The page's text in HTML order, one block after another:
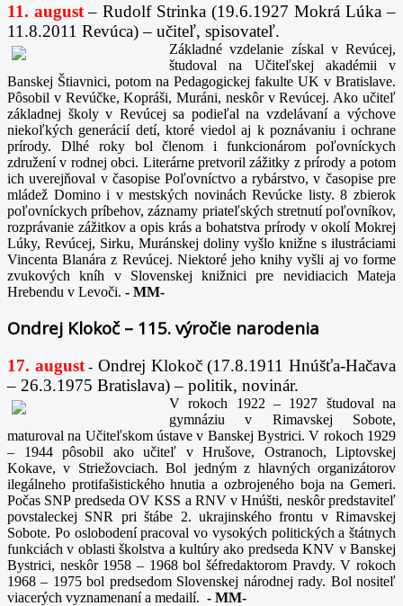
11. august – Rudolf Strinka (19.6.1927 Mokrá Lúka –
11.8.2011 Revúca) – učiteľ, spisovateľ.
Základné vzdelanie získal v Revúcej,
študoval na Učiteľskej akadémii v
Banskej Štiavnici, potom na Pedagogickej fakulte UK v Bratislave.
Pôsobil v Revúčke, Kopráši, Muráni, neskôr v Revúcej. Ako učiteľ
základnej školy v Revúcej sa podieľal na vzdelávaní a výchove
niekoľkých generácií detí, ktoré viedol aj k poznávaniu i ochrane
prírody. Dlhé roky bol členom i funkcionárom poľovníckych
združení v rodnej obci. Literárne pretvoril zážitky z prírody a potom
ich uverejňoval v časopise Poľovníctvo a rybárstvo, v časopise pre
mládež Domino i v mestských novinách Revúcke listy. 8 zbierok
poľovníckych príbehov, záznamy priateľských stretnutí poľovníkov,
rozprávanie zážitkov a opis krás a bohatstva prírody v okolí Mokrej
Lúky, Revúcej, Sirku, Muránskej doliny vyšlo knižne s ilustráciami
Vincenta Blanára z Revúcej. Niektoré jeho knihy vyšli aj vo forme
zvukových kníh v Slovenskej knižnici pre nevidiacich Mateja
Hrebendu v Levoči. - MM-
Ondrej Klokoč – 115. výročie narodenia
17. august- Ondrej Klokoč (17.8.1911 Hnúšťa-Hačava
– 26.3.1975 Bratislava) – politik, novinár.
V rokoch 1922 – 1927 študoval na
gymnáziu v Rimavskej Sobote,
maturoval na Učiteľskom ústave v Banskej Bystrici. V rokoch 1929
– 1944 pôsobil ako učiteľ v Hrušove, Ostranoch, Liptovskej
Kokave, v Striežovciach. Bol jedným z hlavných organizátorov
ilegálneho protifašistického hnutia a ozbrojeného boja na Gemeri.
Počas SNP predseda OV KSS a RNV v Hnúšti, neskôr predstaviteľ
povstaleckej SNR pri štábe 2. ukrajinského frontu v Rimavskej
Sobote. Po oslobodení pracoval vo vysokých politických a štátnych
funkciách v oblasti školstva a kultúry ako predseda KNV v Banskej
Bystrici, neskôr 1958 – 1968 bol šéfredaktorom Pravdy. V rokoch
1968 – 1975 bol predsedom Slovenskej národnej rady. Bol nositeľ
viacerých vyznamenaní a medailí. - MM-